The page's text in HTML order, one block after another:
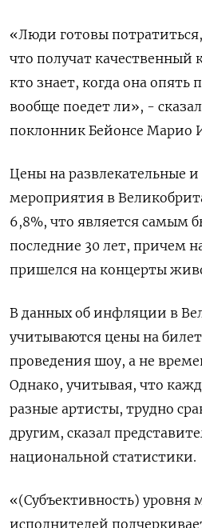
«Люди готовы
что получат качественный
кто знает, когда она опять
вообще поедет ли», -
поклонник Бейонсе Марио
Цены на развлекательные и
мероприятия в
6,8%, что является самым
последние 30 лет, причем
пришелся на концерты
В данных об инфляции в
учитываются цены на
проведения шоу, а не
Однако, учитывая, что
разные артисты, трудно
другим, сказал
национальной статистики.
«(Субъективность) уровня
исполнителей